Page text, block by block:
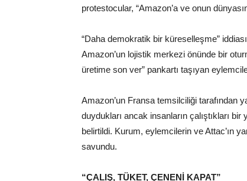
protestocular, “Amazon’a ve onun
“Daha demokratik bir küreselleşme”
Amazon’un lojistik merkezi önünde bir
üretime son ver” pankartı taşıyan
Amazon’un Fransa temsilciliği tarafından
duydukları ancak insanların çalıştıkları
belirtildi. Kurum, eylemcilerin ve Attac’ın
savundu.
“ÇALIŞ, TÜKET, ÇENENİ KAPAT”